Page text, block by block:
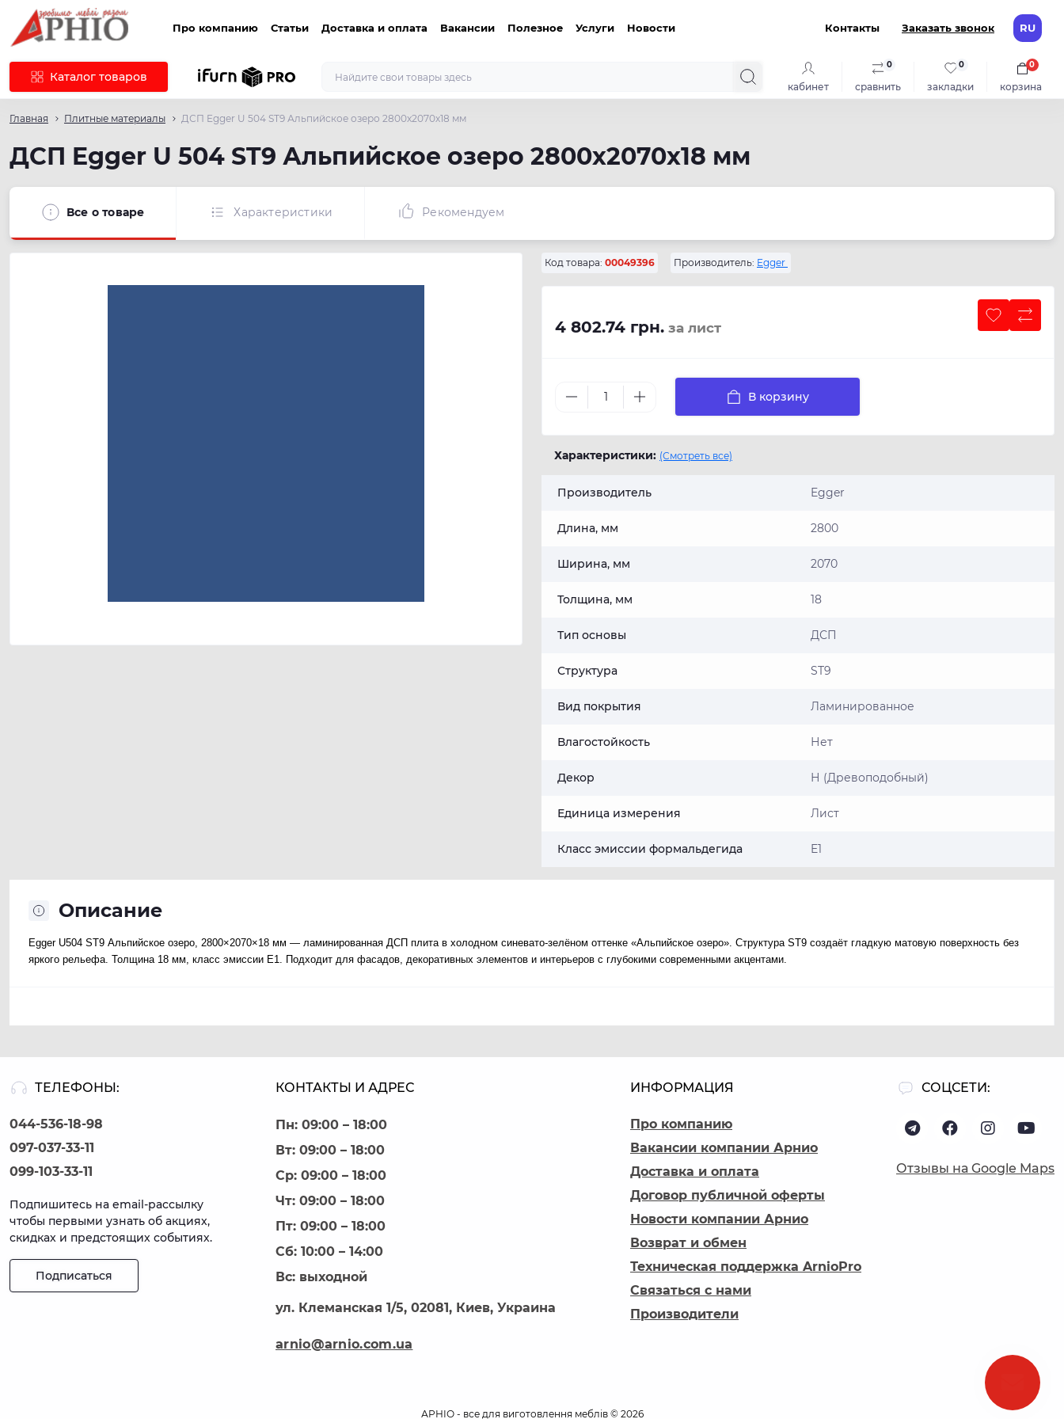
Про компанию Статьи Доставка и оплата Вакансии Полезное Услуги Новости Контакты Заказать звонок RU
Каталог товаров
кабинет сравнить
0
закладки
0
корзина
0
Главная Плитные материалы ДСП Egger U 504 ST9 Альпийское озеро 2800х2070х18 мм
ДСП Egger U 504 ST9 Альпийское озеро 2800х2070х18 мм
Все о товаре Характеристики Рекомендуем
Код товара: 00049396 Производитель: Egger
4 802.74 грн. за лист
В корзину
Характеристики: (Смотреть все)
Производитель Egger
Длина, мм 2800
Ширина, мм 2070
Толщина, мм 18
Тип основы ДСП
Структура ST9
Вид покрытия Ламинированное
Влагостойкость Нет
Декор Н (Древоподобный)
Единица измерения Лист
Класс эмиссии формальдегида E1
Описание
Egger U504 ST9 Альпийское озеро, 2800×2070×18 мм — ламинированная ДСП плита в холодном синевато-зелёном оттенке «Альпийское озеро». Структура ST9 создаёт гладкую матовую поверхность без
яркого рельефа. Толщина 18 мм, класс эмиссии E1. Подходит для фасадов, декоративных элементов и интерьеров с глубокими современными акцентами.
ТЕЛЕФОНЫ:
044-536-18-98
097-037-33-11
099-103-33-11
Подпишитесь на email-рассылку
чтобы первыми узнать об акциях,
скидках и предстоящих событиях.
Подписаться
КОНТАКТЫ И АДРЕС
Пн: 09:00 – 18:00
Вт: 09:00 – 18:00
Ср: 09:00 – 18:00
Чт: 09:00 – 18:00
Пт: 09:00 – 18:00
Сб: 10:00 – 14:00
Вс: выходной
ул. Клеманская 1/5, 02081, Киев, Украина
arnio@arnio.com.ua
ИНФОРМАЦИЯ
Про компанию
Вакансии компании Арнио
Доставка и оплата
Договор публичной оферты
Новости компании Арнио
Возврат и обмен
Техническая поддержка ArnioPro
Связаться с нами
Производители
СОЦСЕТИ:
Отзывы на Google Maps
АРНІО - все для виготовлення меблів © 2026